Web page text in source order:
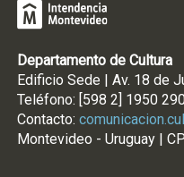
Departamento de Cultura
Edificio Sede | Av. 18 de
Teléfono: [598 2] 1950
Contacto:
Montevideo - Uruguay |